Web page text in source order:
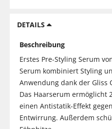
DETAILS
Beschreibung
Erstes Pre-Styling Serum
Serum kombiniert Styling
Anwendung dank der Gliss
Das Haarserum ermöglicht
einen Antistatik-Effekt
Entwirrung. Außerdem